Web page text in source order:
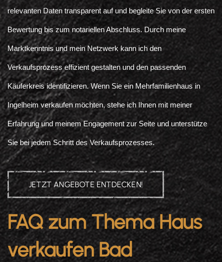
relevanten Daten transparent auf und begleite Sie von der ersten
Bewertung bis zum notariellen Abschluss. Durch meine
Marktkenntnis und mein Netzwerk kann ich den
Verkaufsprozess effizient gestalten und den passenden
Käuferkreis identifizieren. Wenn Sie ein Mehrfamilienhaus in
Ingelheim verkaufen möchten, stehe ich Ihnen mit meiner
Erfahrung und meinem Engagement zur Seite und unterstütze
Sie bei jedem Schritt des Verkaufsprozesses.
JETZT ANGEBOTE ENTDECKEN!
FAQ zum Thema Haus
verkaufen Bad